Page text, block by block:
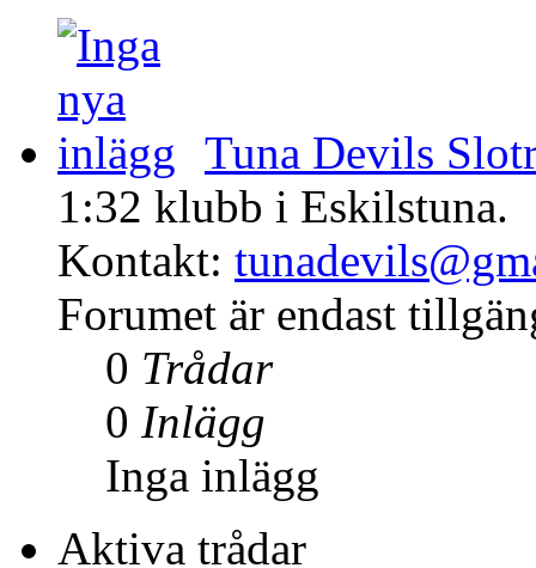
Tuna Devils
1:32 klubb i Eskilstuna.
Kontakt:
Forumet är endast
0 Trådar
0 Inlägg
Inga inlägg
Aktiva trådar